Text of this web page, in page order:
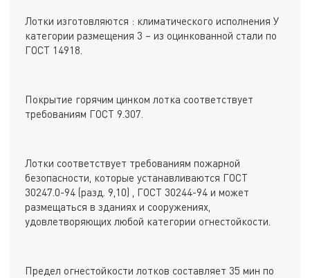
Лотки изготовляются : климатического исполнения У
категории размещения 3 – из оцинкованной стали по
ГОСТ 14918.
Покрытие горячим цинком лотка соответствует
требованиям ГОСТ 9.307.
Лотки соответствует требованиям пожарной
безопасности, которые устанавливаются ГОСТ
30247.0-94 (разд. 9,10) , ГОСТ 30244-94 и может
размещаться в зданиях и сооружениях,
удовлетворяющих любой категории огнестойкости.
Предел огнестойкости лотков составляет 35 мин по